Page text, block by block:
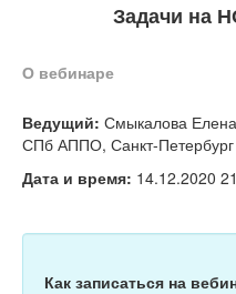
Тесты
Книги
Игры
Учитель
Задачи на
О вебинаре
Ведущий: Смыкалова
СПб АППО, Санкт-Петербург
Дата и время: 14.12.2020
Как записаться на